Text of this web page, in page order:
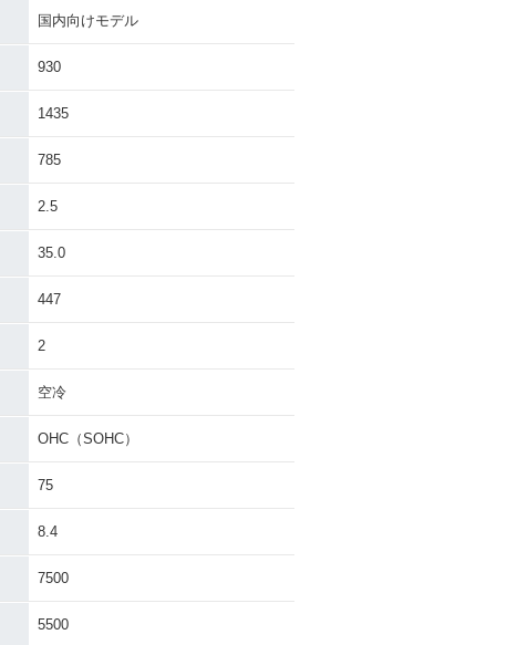
国内向けモデル
930
1435
785
2.5
35.0
447
2
空冷
OHC（SOHC）
75
8.4
7500
5500